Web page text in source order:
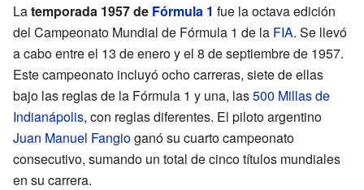
Latemporada 1957 de Fórmula 1 fue la octava edición
del Campeonato Mundial de Fórmula 1 de la FIA. Se llevó
a cabo entre el 13 de enero y el 8 de septiembre de 1957.
Este campeonato incluyó ocho carreras, siete de ellas
bajo las reglas de la Fórmula 1 y una, las500 Millas de
Indianápolis, con reglas diferentes. El piloto argentino
Juan Manuel Fangioganó su cuarto campeonato
consecutivo, sumando un total de cinco títulos mundiales
en su carrera.